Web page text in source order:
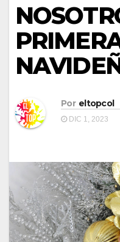
Por eltopcol
DIC 1, 2023